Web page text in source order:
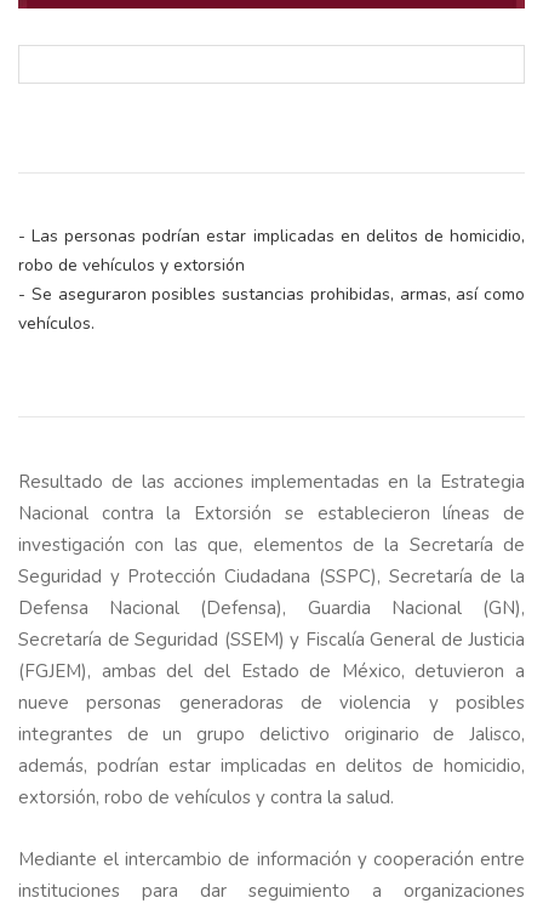
- Las personas podrían estar implicadas en delitos de homicidio,
robo de vehículos y extorsión
- Se aseguraron posibles sustancias prohibidas, armas, así como
vehículos.
Resultado de las acciones implementadas en la Estrategia
Nacional contra la Extorsión se establecieron líneas de
investigación con las que, elementos de la Secretaría de
Seguridad y Protección Ciudadana (SSPC), Secretaría de la
Defensa Nacional (Defensa), Guardia Nacional (GN),
Secretaría de Seguridad (SSEM) y Fiscalía General de Justicia
(FGJEM), ambas del del Estado de México, detuvieron a
nueve personas generadoras de violencia y posibles
integrantes de un grupo delictivo originario de Jalisco,
además, podrían estar implicadas en delitos de homicidio,
extorsión, robo de vehículos y contra la salud.
Mediante el intercambio de información y cooperación entre
instituciones para dar seguimiento a organizaciones